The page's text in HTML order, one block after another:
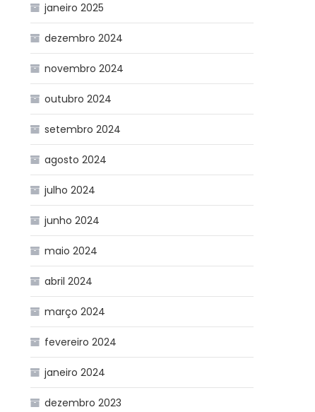
janeiro 2025
dezembro 2024
novembro 2024
outubro 2024
setembro 2024
agosto 2024
julho 2024
junho 2024
maio 2024
abril 2024
março 2024
fevereiro 2024
janeiro 2024
dezembro 2023